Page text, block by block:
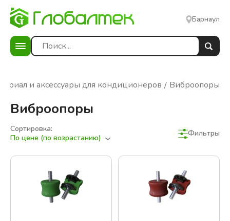
Барнаул
и аксессуары для кондиционеров Виброопоры
Виброопоры
Сортировка:
По цене (по возрастанию)
Фильтры
В наличии